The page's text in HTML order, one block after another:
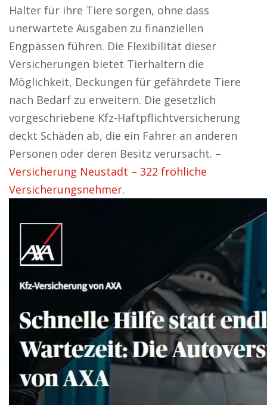
Halter für ihre Tiere sorgen, ohne dass
unerwartete Ausgaben zu finanziellen
Engpässen führen. Die Flexibilität dieser
Versicherungen bietet Tierhaltern die
Möglichkeit, Deckungen für gefährdete Tiere
nach Bedarf zu erweitern. Die gesetzlich
vorgeschriebene Kfz-Haftpflichtversicherung
deckt Schäden ab, die ein Fahrer an anderen
Personen oder deren Besitz verursacht. –
Versicherung Neustadt – 322 fröhliche
Versicherungsnehmer.